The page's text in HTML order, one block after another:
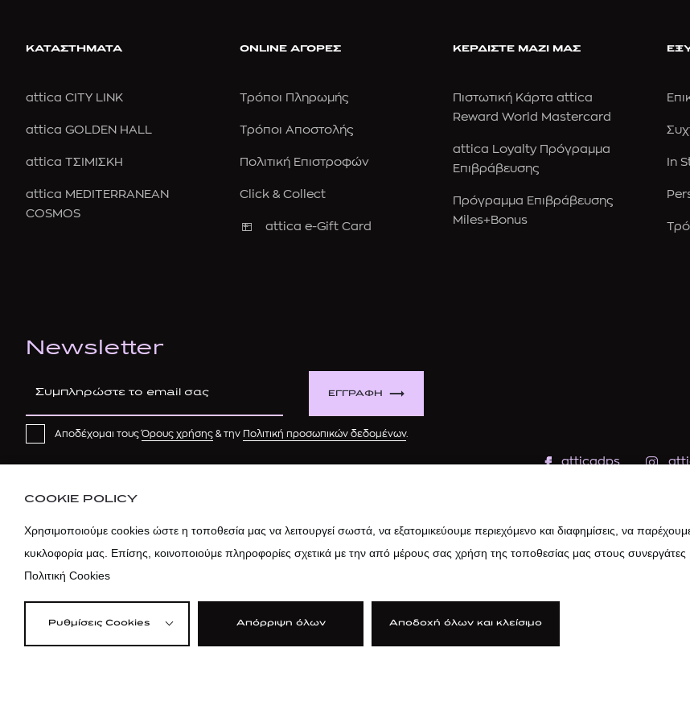
ΚΑΤΑΣΤΗΜΑΤΑ
attica CITY LINK
attica GOLDEN HALL
attica ΤΣΙΜΙΣΚΗ
attica MEDITERRANEAN
COSMOS
ONLINE ΑΓΟΡΕΣ
Τρόποι Πληρωμής
Τρόποι Αποστολής
Πολιτική Επιστροφών
Click & Collect
attica e-Gift Card
ΚΕΡΔΙΣΤΕ ΜΑΖΙ ΜΑΣ
Πιστωτική Κάρτα attica
Reward World Mastercard
attica Loyalty Πρόγραμμα
Επιβράβευσης
Πρόγραμμα Επιβράβευσης
Miles+Bonus
In
Newsletter
ΕΓΓΡΑΦΗ
Αποδέχομαι τουςΌρους χρήσης & την Πολιτική προσωπικών δεδομένων.
atticadps
COOKIE POLICY
Χρησιμοποιούμε cookies ώστε η τοποθεσία μας να λειτουργεί σωστά, να εξατομικεύουμε περιεχόμενο και διαφημίσεις, να
κυκλοφορία μας. Επίσης, κοινοποιούμε πληροφορίες σχετικά με την από μέρους σας χρήση της τοποθεσίας μας στους
Πολιτική Cookies
Ρυθμίσεις Cookies Απόρριψη όλων Αποδοχή όλων και κλείσιμο